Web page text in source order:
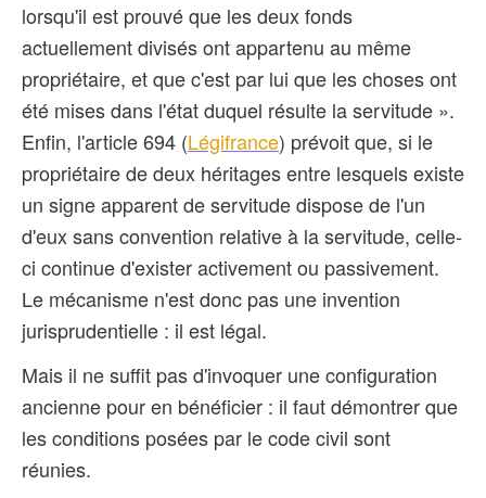
lorsqu'il est prouvé que les deux fonds
actuellement divisés ont appartenu au même
propriétaire, et que c'est par lui que les choses ont
été mises dans l'état duquel résulte la servitude ».
Enfin, l'article 694 (Légifrance) prévoit que, si le
propriétaire de deux héritages entre lesquels existe
un signe apparent de servitude dispose de l'un
d'eux sans convention relative à la servitude, celle-
ci continue d'exister activement ou passivement.
Le mécanisme n'est donc pas une invention
jurisprudentielle : il est légal.
Mais il ne suffit pas d'invoquer une configuration
ancienne pour en bénéficier : il faut démontrer que
les conditions posées par le code civil sont
réunies.